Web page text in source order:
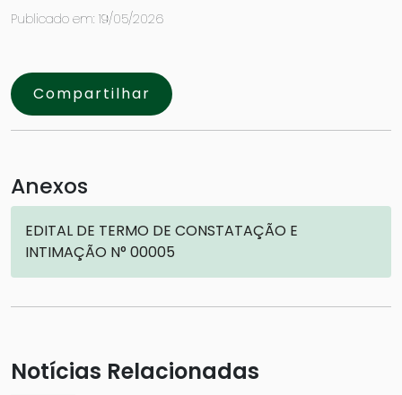
Publicado em: 19/05/2026
Compartilhar
Anexos
EDITAL DE TERMO DE CONSTATAÇÃO E
INTIMAÇÃO N° 00005
Notícias Relacionadas